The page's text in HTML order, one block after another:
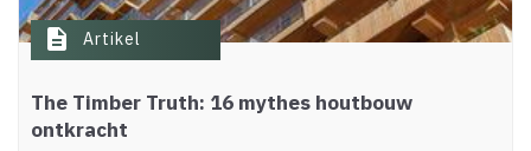
description Artikel
The Timber Truth: 16 mythes houtbouw
ontkracht